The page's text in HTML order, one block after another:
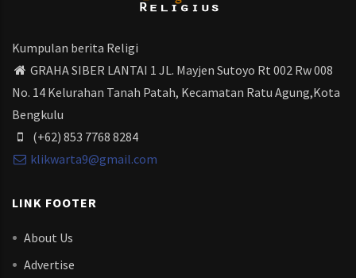
Kumpulan berita Religi
GRAHA SIBER LANTAI 1 JL. Mayjen Sutoyo Rt 002 Rw 008
No. 14 Kelurahan Tanah Patah, Kecamatan Ratu Agung,Kota
Bengkulu
(+62) 853 7768 8284
klikwarta9@gmail.com
LINK FOOTER
About Us
Advertise